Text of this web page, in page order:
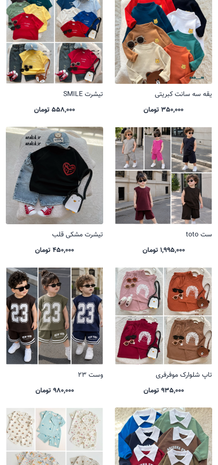
یقه سه سانت کبریتی
350,000 تومان
تیشرت SMILE
558,000 تومان
ست toto
1,995,000 تومان
تیشرت مشکی قلب
450,000 تومان
تاپ شلوارک موفرفری
935,000 تومان
وست 23
980,000 تومان